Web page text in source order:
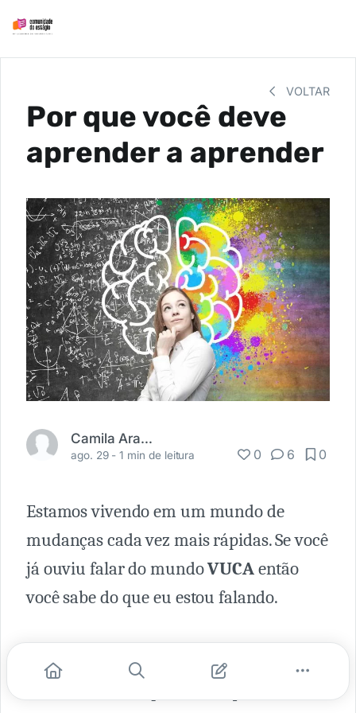
VOLTAR
Por que você deve
aprender a aprender
Camila Araujo
ago. 29 -1 min de leitura 0 6 0
Estamos vivendo em um mundo de
mudanças cada vez mais rápidas. Se você
já ouviu falar do mundoVUCAentão
você sabe do que eu estou falando.
Ultimamente escuto muito as pessoas